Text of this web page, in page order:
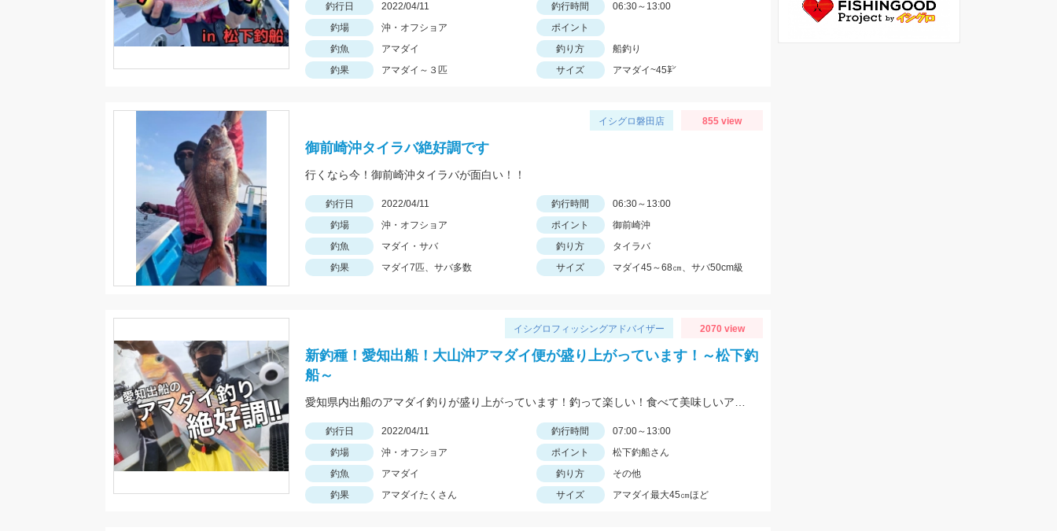
釣行日 2022/04/11 釣行時間
06:30～13:00
釣場
沖・オフショア
ポイント
釣魚
アマダイ 釣り方
船釣り
釣果
アマダイ～３匹 サイズ アマダイ~45㌢
イシグロ磐田店 855 view
御前崎沖タイラバ絶好調です
行くなら今！御前崎沖タイラバが面白い！！
釣行日 2022/04/11 釣行時間
06:30～13:00
釣場
沖・オフショア ポイント
御前崎沖
釣魚
マダイ・サバ 釣り方
タイラバ
釣果
マダイ7匹、サバ多数 サイズ マダイ45～68㎝、サバ50cm級
イシグロフィッシングアドバイザー 2070 view
新釣種！愛知出船！大山沖アマダイ便が盛り上がっています！～松下釣
船～
釣行日 2022/04/11 釣行時間
07:00～13:00
釣場
沖・オフショア ポイント
松下釣船さん
釣魚
アマダイ 釣り方
その他
釣果
アマダイたくさん サイズ アマダイ最大45㎝ほど